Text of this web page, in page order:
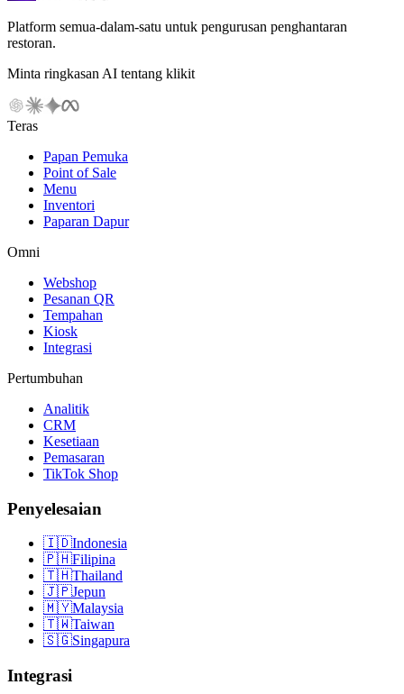
Platform semua-dalam-satu untuk pengurusan penghantaran
restoran.
Minta ringkasan AI tentang klikit
Teras
Papan Pemuka
Point of Sale
Menu
Inventori
Paparan Dapur
Omni
Webshop
Pesanan QR
Tempahan
Kiosk
Integrasi
Pertumbuhan
Analitik
CRM
Kesetiaan
Pemasaran
TikTok Shop
Penyelesaian
🇮🇩Indonesia
🇵🇭Filipina
🇹🇭Thailand
🇯🇵Jepun
🇲🇾Malaysia
🇹🇼Taiwan
🇸🇬Singapura
Integrasi